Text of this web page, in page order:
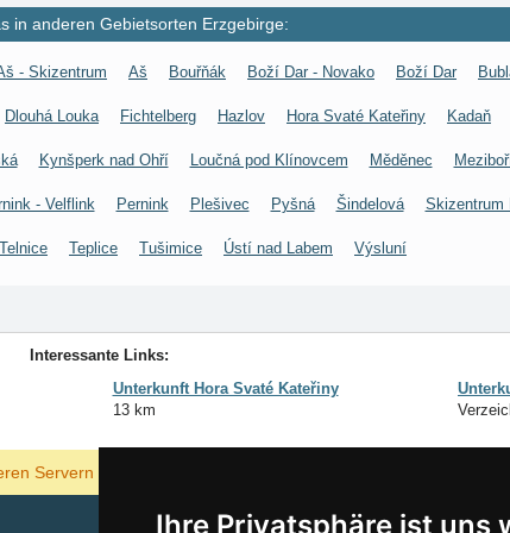
Ihre Privatsphäre ist uns
in anderen Gebietsorten Erzgebirge:
- Skizentrum Aš Bouřňák Boží Dar - Novako Boží Dar
Dlouhá Louka Fichtelberg Hazlov Hora Svaté Kateřiny Kadaň
Kynšperk nad Ohří Loučná pod Klínovcem Měděnec
- Velflink Pernink Plešivec Pyšná Šindelová Skizentrum
Telnice Teplice Tušimice Ústí nad Labem Výsluní
Interessante Links:
Unterkunft Hora Svaté Kateřiny
13 km
Servern am billigsten?